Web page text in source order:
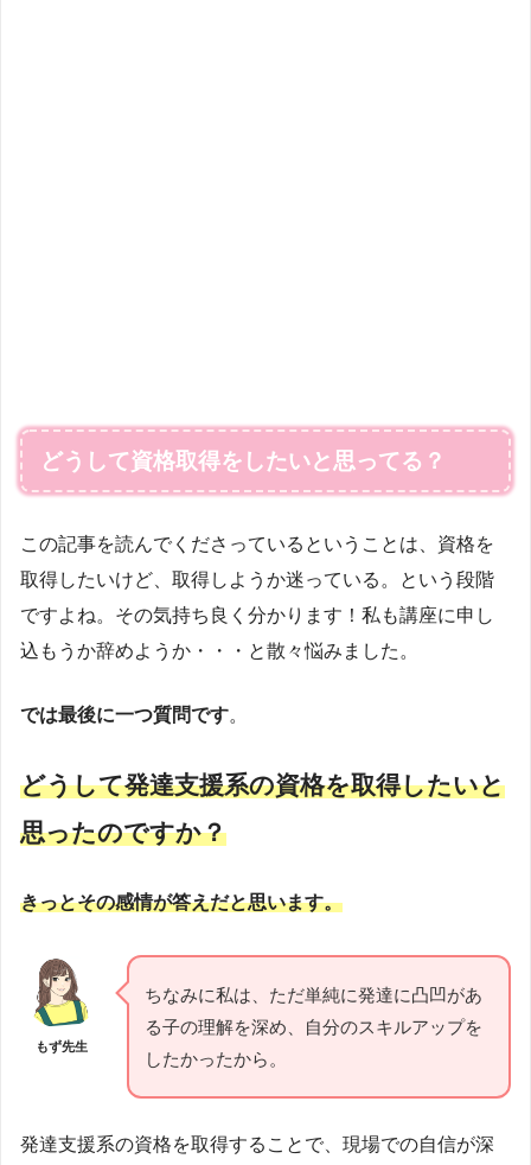
どうして資格取得をしたいと思ってる？
この記事を読んでくださっているということは、資格を
取得したいけど、取得しようか迷っている。という段階
ですよね。その気持ち良く分かります！私も講座に申し
込もうか辞めようか・・・と散々悩みました。
では最後に一つ質問です。
どうして発達支援系の資格を取得したいと
思ったのですか？
きっとその感情が答えだと思います。
もず先生
ちなみに私は、ただ単純に発達に凸凹があ
る子の理解を深め、自分のスキルアップを
したかったから。
発達支援系の資格を取得することで、現場での自信が深